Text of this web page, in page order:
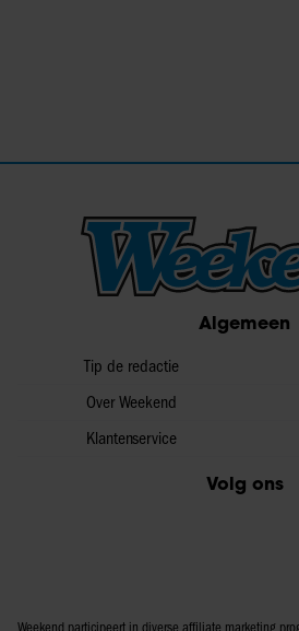
Algemeen
Tip de redactie
Over Weekend
Klantenservice
Volg ons
Weekend participeert in diverse affiliate marketing